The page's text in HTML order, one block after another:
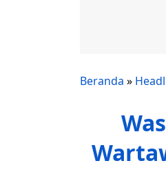
Beranda »